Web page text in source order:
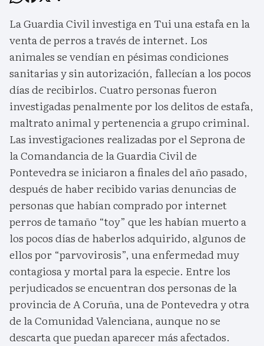
La Guardia Civil investiga en Tui una estafa en la
venta de perros a través de internet. Los
animales se vendían en pésimas condiciones
sanitarias y sin autorización, fallecían a los pocos
días de recibirlos. Cuatro personas fueron
investigadas penalmente por los delitos de estafa,
maltrato animal y pertenencia a grupo criminal.
Las investigaciones realizadas por el Seprona de
la Comandancia de la Guardia Civil de
Pontevedra se iniciaron a finales del año pasado,
después de haber recibido varias denuncias de
personas que habían comprado por internet
perros de tamaño “toy” que les habían muerto a
los pocos días de haberlos adquirido, algunos de
ellos por “parvovirosis”, una enfermedad muy
contagiosa y mortal para la especie. Entre los
perjudicados se encuentran dos personas de la
provincia de A Coruña, una de Pontevedra y otra
de la Comunidad Valenciana, aunque no se
descarta que puedan aparecer más afectados.